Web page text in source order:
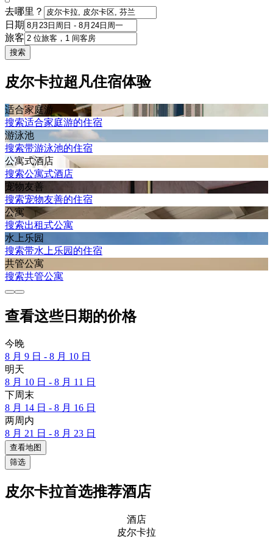
去哪里？
日期
旅客
搜索
皮尔卡拉超凡住宿体验
适合家庭游
搜索适合家庭游的住宿
游泳池
搜索带游泳池的住宿
公寓式酒店
搜索公寓式酒店
宠物友善
搜索宠物友善的住宿
公寓
搜索出租式公寓
水上乐园
搜索带水上乐园的住宿
共管公寓
搜索共管公寓
查看这些日期的价格
今晚
8 月 9 日 - 8 月 10 日
明天
8 月 10 日 - 8 月 11 日
下周末
8 月 14 日 - 8 月 16 日
两周内
8 月 21 日 - 8 月 23 日
查看地图
筛选
皮尔卡拉首选推荐酒店
酒店
皮尔卡拉